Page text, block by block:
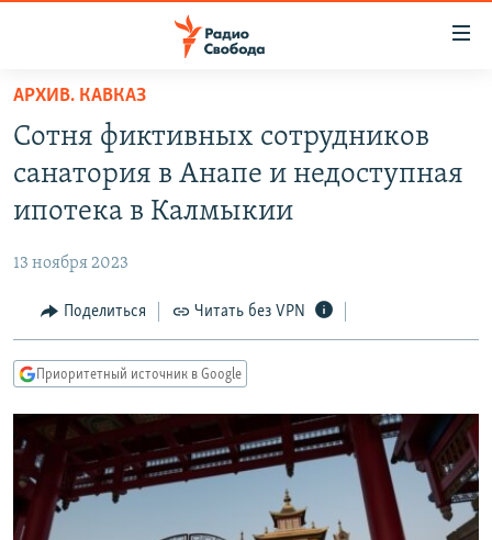
упрощенного
доступа
основному
Вернутся
Вернутся
поиску
ПРОГРАММЫ
ПОДКАСТЫ
АВТОРСКИЕ ПРОЕКТЫ
МНЕНИЯ
КУЛЬТУРА
КАВКАЗ.РЕАЛИИ
СЕВЕР.РЕАЛИИ
СИБИРЬ.РЕАЛИИ
РАСПИСАНИЕ ВЕЩАНИЯ
АРХИВ. КАВКАЗ
Сотня фиктивных сотрудников
санатория в Анапе и недоступная
ипотека в Калмыкии
13 ноября 2023
Поделиться Читать без VPN
Приоритетный источник в Google